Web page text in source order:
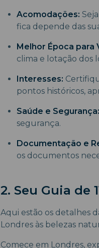
Acomodações:
fica depende das
Melhor Época para
clima e lotação dos
Interesses:
pontos históricos,
Saúde e Segurança:
segurança.
Documentação e
os documentos
2. Seu Guia de
Aqui estão os detalhes
Londres às belezas
Comece em Londres,